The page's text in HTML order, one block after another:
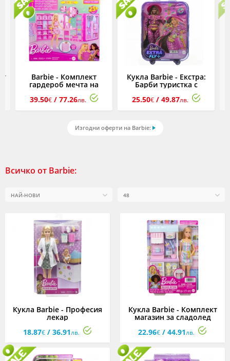
Barbie - Комплект
гардероб мечта на
39.50€/ 77.26лв.
Кукла Barbie - Екстра:
Барби туристка с
(брюнетка)
25.50€/ 49.87лв.
Изгодни оферти на Barbie:
Всичко от Barbie:
Кукла Barbie - Професия
лекар
18.87€ / 36.91лв.
Кукла Barbie - Комплект
магазин за сладолед
22.96€ / 44.91лв.